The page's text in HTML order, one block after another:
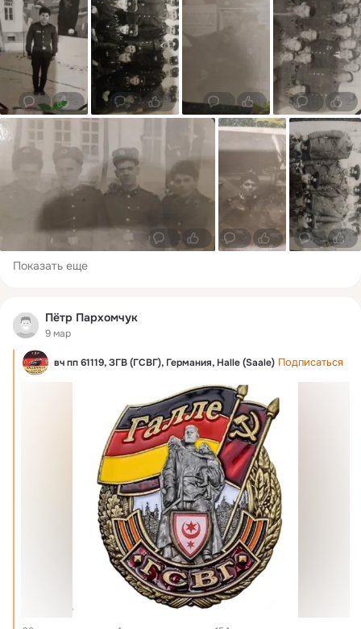
0 0 2 0 1 2
1 0
Показать еще
Пётр Пархомчук
9 мар
вч пп 61119, ЗГВ (ГСВГ), Германия, Halle (Saale) Подписаться